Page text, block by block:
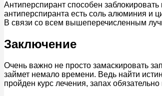
Антиперспирант способен
антиперспиранта есть соль алюминия и
В связи со всем вышеперечисленным
Заключение
Очень важно не просто замаскировать
займет немало времени. Ведь найти
пройден курс лечения, запах обязательно